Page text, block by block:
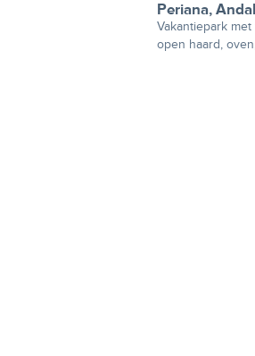
Periana,
Vakantiepark
open haard,